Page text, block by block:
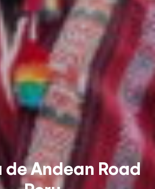
Andean Road